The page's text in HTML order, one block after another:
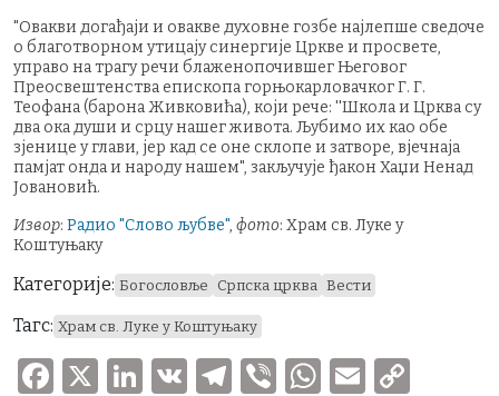
"Овакви догађаји и овакве духовне гозбе најлепше сведоче
о благотворном утицају синергије Цркве и просвете,
управо на трагу речи блаженопочившег Његовог
Преосвештенства епископа горњокарловачког Г. Г.
Теофана (барона Живковића), који рече: ''Школа и Црква су
два ока души и срцу нашег живота. Љубимо их као обе
зјенице у глави, јер кад се оне склопе и затворе, вјечнаја
памјат онда и народу нашем", закључује ђакон Хаџи Ненад
Јовановић.
Извор: Радио "Слово љубве", фото: Храм св. Луке у
Коштуњаку
Категорије: Богословље Српска црква Вести
Тагс: Храм св. Луке у Коштуњаку
F
X
Li V
T
V
W E